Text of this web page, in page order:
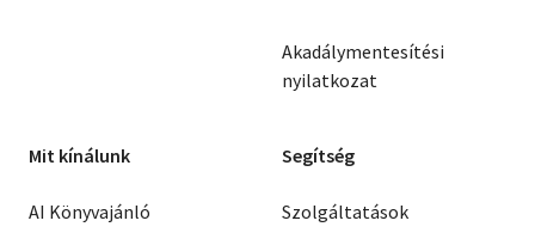
Akadálymentesítési
nyilatkozat
Mit kínálunk
AI Könyvajánló
Segítség
Szolgáltatások